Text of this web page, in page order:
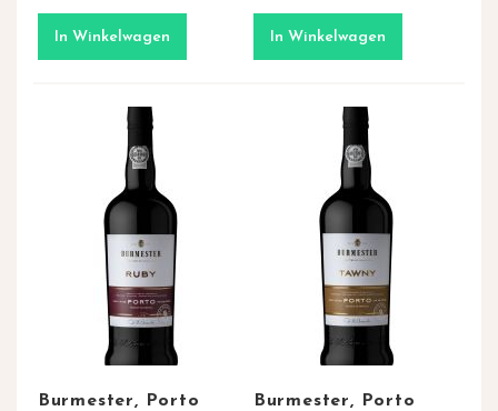
In Winkelwagen In Winkelwagen
Burmester, Porto
Burmester, Porto